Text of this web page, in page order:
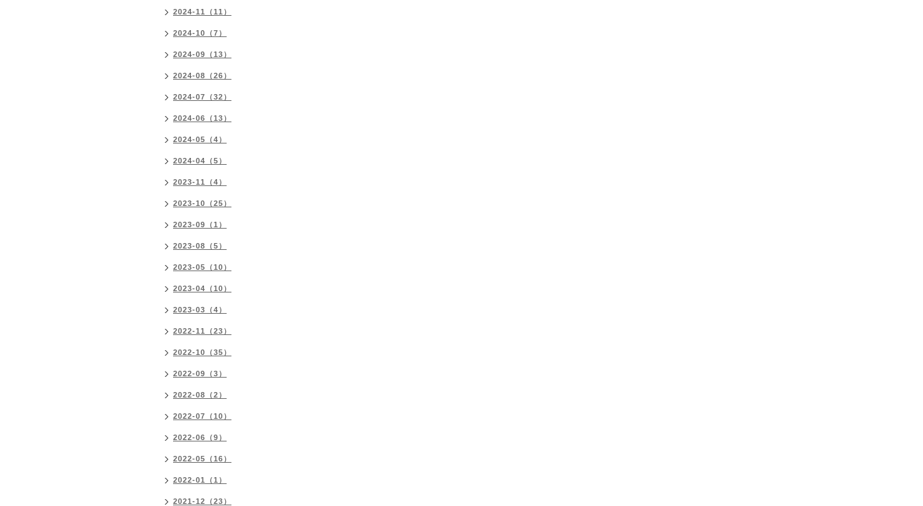
2024-11（11）
2024-10（7）
2024-09（13）
2024-08（26）
2024-07（32）
2024-06（13）
2024-05（4）
2024-04（5）
2023-11（4）
2023-10（25）
2023-09（1）
2023-08（5）
2023-05（10）
2023-04（10）
2023-03（4）
2022-11（23）
2022-10（35）
2022-09（3）
2022-08（2）
2022-07（10）
2022-06（9）
2022-05（16）
2022-01（1）
2021-12（23）